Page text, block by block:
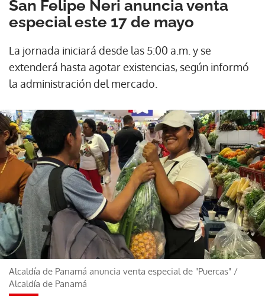
San Felipe Neri anuncia venta
especial este 17 de mayo
La jornada iniciará desde las 5:00 a.m. y se
extenderá hasta agotar existencias, según informó
la administración del mercado.
Alcaldía de Panamá anuncia venta especial de "Puercas" /
Alcaldía de Panamá